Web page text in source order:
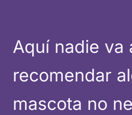
Aquí nadie va
recomendar
mascota no